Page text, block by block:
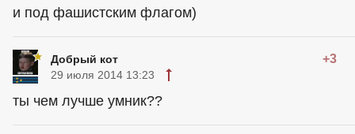
и под фашистским флагом)
Добрый кот +3
29 июля 2014 13:23
ты чем лучше умник??